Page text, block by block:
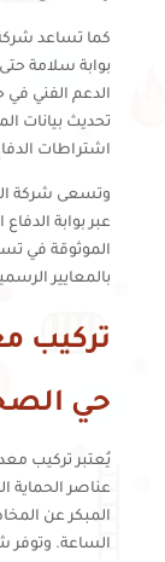
كما تساعد
بوابة سلامة
الدعم الفني
تحديث بيانات
اشتراطات
وتسعى شركة
عبر بوابة
الموثوقة في
بالمعايير
تركيب
حي
يُعتبر تركيب
عناصر الحماية
المبكر عن
الساعة. وتوفر